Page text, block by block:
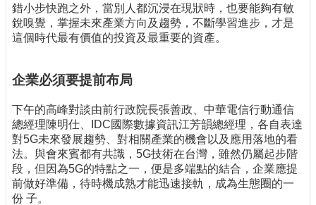
錯小步快跑之外，當別人都沉浸在現狀時，也要能夠有敏
銳嗅覺，掌握未來產業方向及趨勢，不斷學習進步，才是
這個時代最有價值的投資及最重要的資產。
企業必須要提前布局
下午的高峰對談由前行政院長張善政、中華電信行動通信
總經理陳明仕、IDC國際數據資訊江芳韻總經理，各自表達
對5G未來發展趨勢、對相關產業的機會以及應用落地的看
法。與會來賓都有共識，5G技術在台灣，雖然仍屬起步階
段，但因為5G的特點之一，便是多端點的結合，企業應提
前做好準備，待時機成熟才能迅速接軌，成為生態圈的一
份 子。